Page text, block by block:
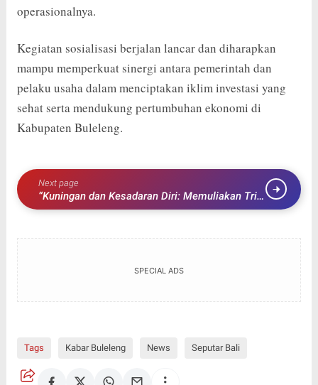
operasionalnya.
Kegiatan sosialisasi berjalan lancar dan diharapkan
mampu memperkuat sinergi antara pemerintah dan
pelaku usaha dalam menciptakan iklim investasi yang
sehat serta mendukung pertumbuhan ekonomi di
Kabupaten Buleleng.
Next page
“Kuningan dan Kesadaran Diri: Memuliakan Tri
Śarīra di Era Digital”
SPECIAL ADS
Tags Kabar Buleleng News Seputar Bali